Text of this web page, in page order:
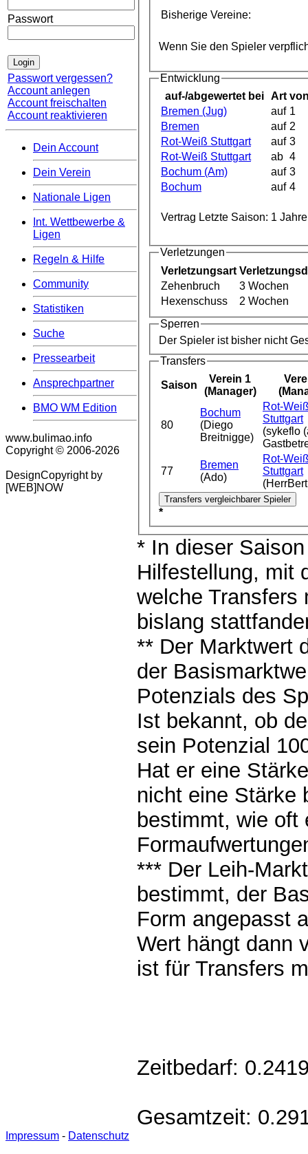
Passwort
Passwort vergessen?
Account anlegen
Account freischalten
Account reaktivieren
Dein Account
Dein Verein
Nationale Ligen
Int. Wettbewerbe &
Ligen
Regeln & Hilfe
Community
Statistiken
Suche
Pressearbeit
Ansprechpartner
BMO WM Edition
www.bulimao.info
Copyright © 2006-2026
DesignCopyright by
[WEB]NOW
Bisherige Vereine:
Wenn Sie den Spieler
Entwicklung
auf-/abgewertet bei Art
Bremen (Jug)
auf 1
Bremen
auf 2
Rot-Weiß Stuttgart
auf 3
Rot-Weiß Stuttgart
ab 4
Bochum (Am)
auf 3
Bochum
auf 4
Vertrag Letzte Saison: 1 Jahre
Verletzungen
Verletzungsart
Zehenbruch
3 Wochen
Hexenschuss
2 Wochen
Sperren
Der Spieler ist bisher nicht
Transfers
Saison
Verein 1
(Manager)
80
Bochum
(Diego
Breitnigge)
Rot-
Stuttgart
(sykeflo
77
Bremen
(Ado)
Rot-
Stuttgart
*
* In dieser
Hilfestellung, mit
welche Transfers
bislang
** Der Marktwert
der
Potenzials des
Ist bekannt, ob
sein Potenzial
Hat er eine
nicht eine Stärke
bestimmt, wie oft
*** Der Leih-
bestimmt, der
Form angepasst
Wert hängt dann
ist für Transfers
Zeitbedarf:
Gesamtzeit:
Impressum - Datenschutz